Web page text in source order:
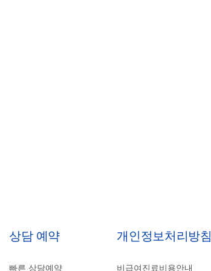
상담 예약
빠른 상담예약
개인정보처리방침
비급여진료비용안내